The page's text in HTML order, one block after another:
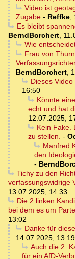
Video ist
Zugabe - Reffke,
Es bleibt
BerndBorchert,
Wie
Frau von
BerndBorchert,
Dieses
16:50
Könnte
echt und hat
12.07.2025,
Kein Fake.
zu stellen. -
Manfred
den
-
Tichy zu den
verfassungswidrige
13.07.2025, 14:33
Die 2 linken
bei dem es um
13:02
Danke für
14.07.2025, 13:19
Auch die 2.
für ein AfD-